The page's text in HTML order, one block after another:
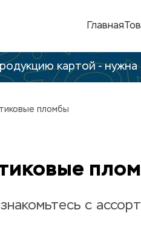
Главная
картой -
пломбы
с